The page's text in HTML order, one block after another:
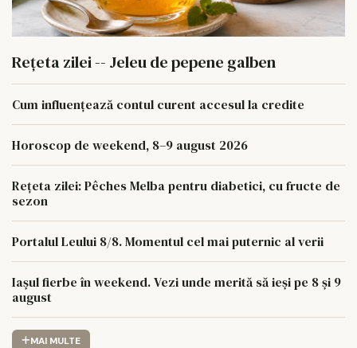
Rețeta zilei -- Jeleu de pepene galben
Cum influențează contul curent accesul la credite
Horoscop de weekend, 8–9 august 2026
Rețeta zilei: Pêches Melba pentru diabetici, cu fructe de
sezon
Portalul Leului 8/8. Momentul cel mai puternic al verii
Iașul fierbe în weekend. Vezi unde merită să ieși pe 8 și 9
august
MAI MULTE